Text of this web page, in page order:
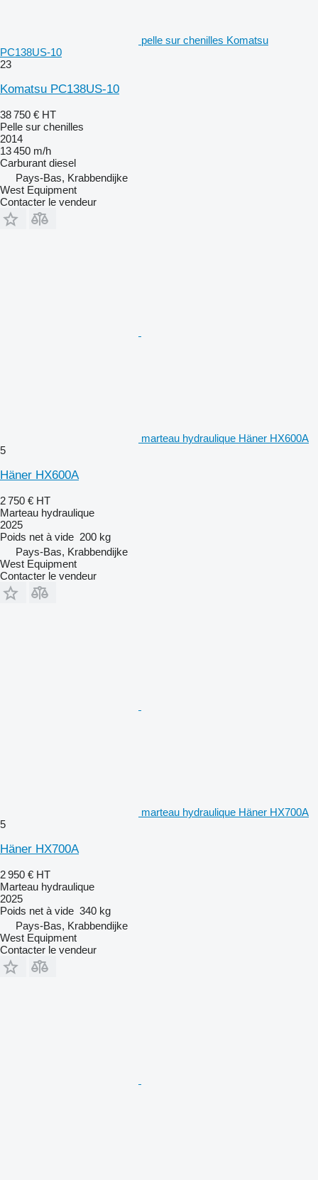
pelle sur chenilles Komatsu
PC138US-10
23
Komatsu PC138US-10
38 750 € HT
Pelle sur chenilles
2014
13 450 m/h
Carburant diesel
Pays-Bas, Krabbendijke
West Equipment
Contacter le vendeur
marteau hydraulique Häner HX600A
5
Häner HX600A
2 750 € HT
Marteau hydraulique
2025
Poids net à vide 200 kg
Pays-Bas, Krabbendijke
West Equipment
Contacter le vendeur
marteau hydraulique Häner HX700A
5
Häner HX700A
2 950 € HT
Marteau hydraulique
2025
Poids net à vide 340 kg
Pays-Bas, Krabbendijke
West Equipment
Contacter le vendeur